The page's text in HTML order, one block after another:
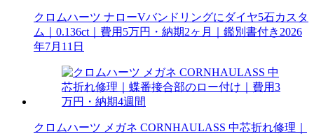
クロムハーツ ナローVバンドリングにダイヤ5石カスタ
ム｜0.136ct｜費用5万円・納期2ヶ月｜鑑別書付き 2026
年7月11日
クロムハーツ メガネ CORNHAULASS 中芯折れ修理｜